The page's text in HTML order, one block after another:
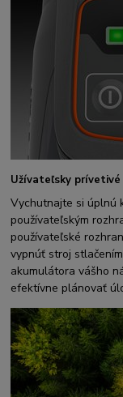
Užívateľsky
Vychutnajte si úplnú
používateľským
používateľské
vypnúť stroj
akumulátora vášho
efektívne plánovať